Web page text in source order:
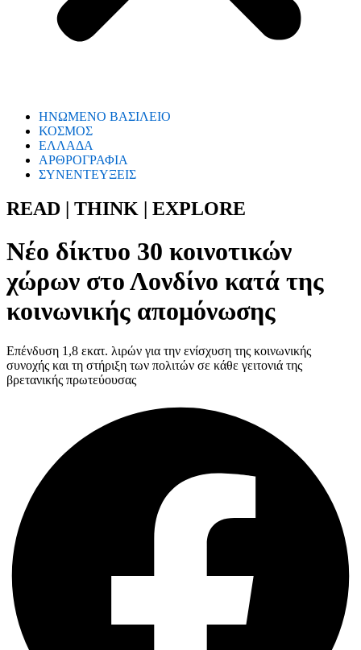
ΗΝΩΜΕΝΟ ΒΑΣΙΛΕΙΟ
ΚΟΣΜΟΣ
ΕΛΛΑΔΑ
ΑΡΘΡΟΓΡΑΦΙΑ
ΣΥΝΕΝΤΕΥΞΕΙΣ
READ | THINK | EXPLORE
Νέο δίκτυο 30 κοινοτικών
χώρων στο Λονδίνο κατά της
κοινωνικής απομόνωσης
Επένδυση 1,8 εκατ. λιρών για την ενίσχυση της κοινωνικής
συνοχής και τη στήριξη των πολιτών σε κάθε γειτονιά της
βρετανικής πρωτεύουσας